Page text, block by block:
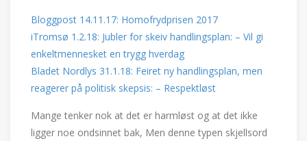
Bloggpost 14.11.17: Homofrydprisen 2017
iTromsø 1.2.18: Jubler for skeiv handlingsplan: – Vil gi
enkeltmennesket en trygg hverdag
Bladet Nordlys 31.1.18: Feiret ny handlingsplan, men
reagerer på politisk skepsis: – Respektløst
Mange tenker nok at det er harmløst og at det ikke
ligger noe ondsinnet bak, Men denne typen skjellsord